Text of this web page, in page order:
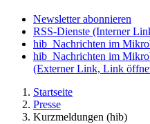
Newsletter abonnieren
RSS-Dienste (Interner
hib_Nachrichten im
hib_Nachrichten im
(Externer Link, Link
Startseite
Presse
Kurzmeldungen (hib)